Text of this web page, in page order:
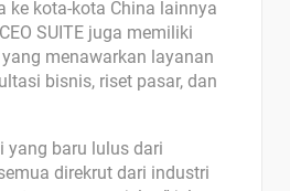
ke kota-kota China lainnya
SUITE juga memiliki
menawarkan layanan
bisnis, riset pasar, dan
yang baru lulus dari
direkrut dari industri